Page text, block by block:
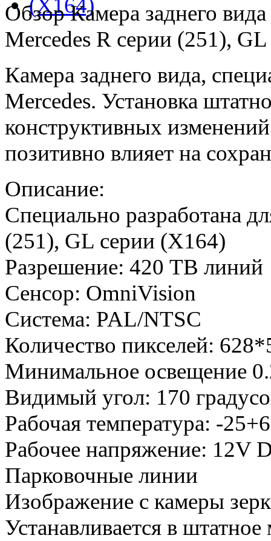
Обзор Камера заднего
Mercedes R серии (251),
Камера заднего вида,
Mercedes. Установка
конструктивных
позитивно влияет на
Описание:
Специально разработана
(251), GL серии (X164)
Разрешение: 420 ТВ линий
Сенсор: OmniVision
Система: PAL/NTSC
Количество пикселей:
Минимальное освещение
Видимый угол: 170
Рабочая температура: -
Рабочее напряжение: 12V
Парковочные линии
Изображение с камеры
Устанавливается в